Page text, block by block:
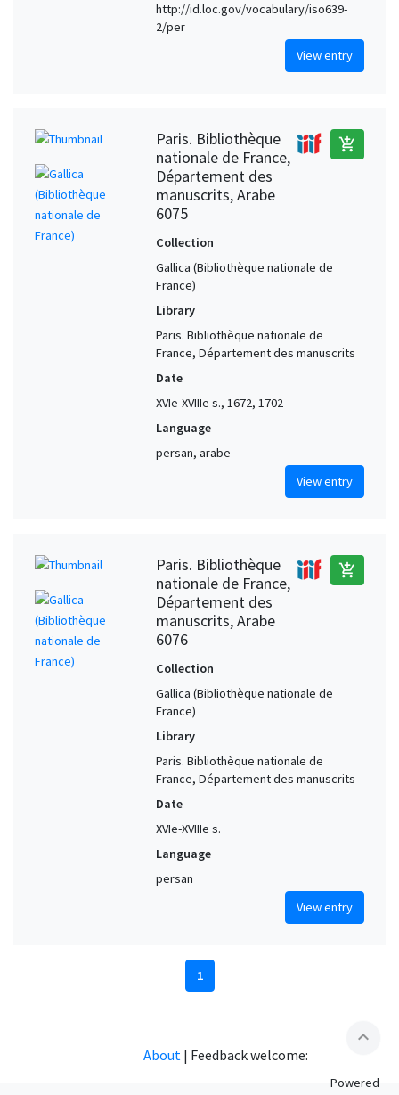
http://id.loc.gov/vocabulary/iso639-
2/per
View entry
Paris. Bibliothèque
nationale de France,
Département des
manuscrits, Arabe
6075
add_shopping_cart
Collection
Gallica (Bibliothèque nationale de
France)
Library
Paris. Bibliothèque nationale de
France, Département des manuscrits
Date
XVIe-XVIIIe s., 1672, 1702
Language
persan, arabe
View entry
Paris. Bibliothèque
nationale de France,
Département des
manuscrits, Arabe
6076
add_shopping_cart
Collection
Gallica (Bibliothèque nationale de
France)
Library
Paris. Bibliothèque nationale de
France, Département des manuscrits
Date
XVIe-XVIIIe s.
Language
persan
View entry
1
expand_less
About | Feedback welcome:
Powered